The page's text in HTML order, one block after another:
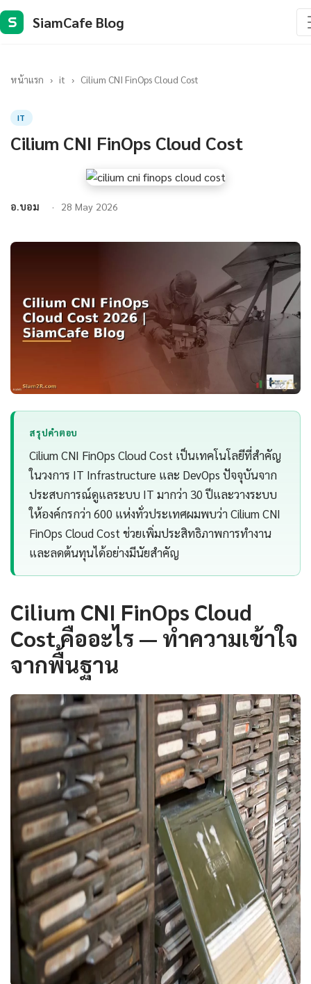
S SiamCafe Blog
หน้าแรก › it › Cilium CNI FinOps Cloud Cost
IT
Cilium CNI FinOps Cloud Cost
อ.บอม 28 May 2026
สรุปคำตอบ
Cilium CNI FinOps Cloud Cost เป็นเทคโนโลยีที่สำคัญ
ในวงการ IT Infrastructure และ DevOps ปัจจุบันจาก
ประสบการณ์ดูแลระบบ IT มากว่า 30 ปีและวางระบบ
ให้องค์กรกว่า 600 แห่งทั่วประเทศผมพบว่า Cilium CNI
FinOps Cloud Cost ช่วยเพิ่มประสิทธิภาพการทำงาน
และลดต้นทุนได้อย่างมีนัยสำคัญ
Cilium CNI FinOps Cloud
Cost คืออะไร — ทำความเข้าใจ
จากพื้นฐาน